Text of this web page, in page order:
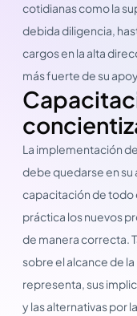
cotidianas como la
debida diligencia,
cargos en la alta
más fuerte de su
La implementación
debe quedarse en su
capacitación de todo
práctica los nuevos
de manera correcta.
sobre el alcance de
representa, sus
y las alternativas por